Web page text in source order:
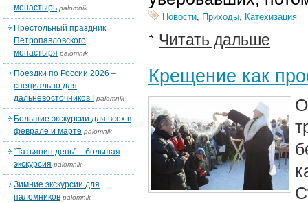
Новости, Приходы, Катехизация
Читать дальше
Крещение как
монастырь palomnik
Престольный праздник
Петропавловского
монастыря palomnik
Поездки по России 2026 –
специально для
дальневосточников ! palomnik
Большие экскурсии для всех в
феврале и марте palomnik
“Татьянин день” – большая
экскурсия palomnik
Зимние экскурсии для
паломников palomnik